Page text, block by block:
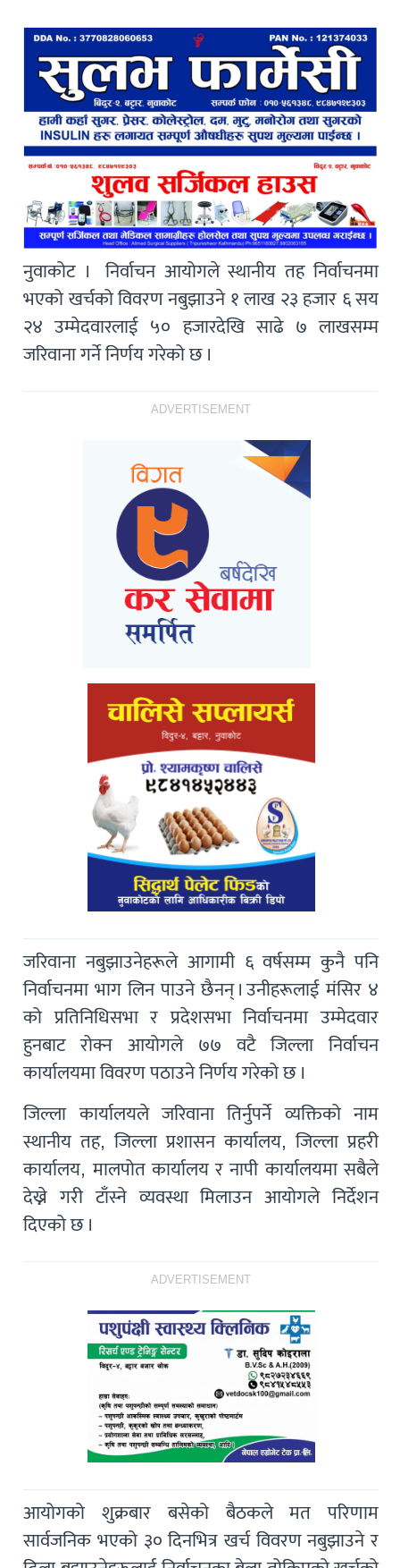
नुवाकोट । निर्वाचन आयोगले स्थानीय तह निर्वाचनमा
भएको खर्चको विवरण नबुझाउने १ लाख २३ हजार ६ सय
२४ उम्मेदवारलाई ५० हजारदेखि साढे ७ लाखसम्म
जरिवाना गर्ने निर्णय गरेको छ ।
ADVERTISEMENT
जरिवाना नबुझाउनेहरूले आगामी ६ वर्षसम्म कुनै पनि
निर्वाचनमा भाग लिन पाउने छैनन् । उनीहरूलाई मंसिर ४
को प्रतिनिधिसभा र प्रदेशसभा निर्वाचनमा उम्मेदवार
हुनबाट रोक्न आयोगले ७७ वटै जिल्ला निर्वाचन
कार्यालयमा विवरण पठाउने निर्णय गरेको छ ।
जिल्ला कार्यालयले जरिवाना तिर्नुपर्ने व्यक्तिको नाम
स्थानीय तह, जिल्ला प्रशासन कार्यालय, जिल्ला प्रहरी
कार्यालय, मालपोत कार्यालय र नापी कार्यालयमा सबैले
देख्ने गरी टाँस्ने व्यवस्था मिलाउन आयोगले निर्देशन
दिएको छ ।
ADVERTISEMENT
आयोगको शुक्रबार बसेको बैठकले मत परिणाम
सार्वजनिक भएको ३० दिनभित्र खर्च विवरण नबुझाउने र